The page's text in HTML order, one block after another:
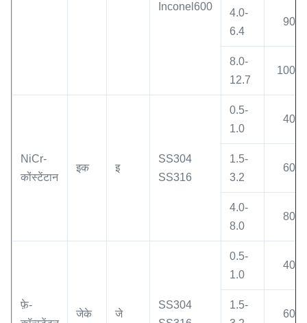
Inconel600
4.0-
6.4
900
8.0-
12.7
1000
NiCr-
कोंस्टेंटान
इक इ
SS304
SS316
0.5-
1.0
400
1.5-
3.2
600
4.0-
8.0
800
फ़े-
जेके जे
SS304
0.5-
1.0
400
1.5-
600